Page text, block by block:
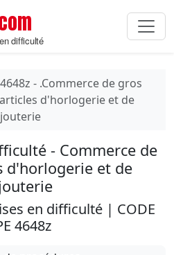
difficulté
4648z - .Commerce de gros
d'horlogerie et de
- Commerce de
d'horlogerie et de
en difficulté | CODE
4648z